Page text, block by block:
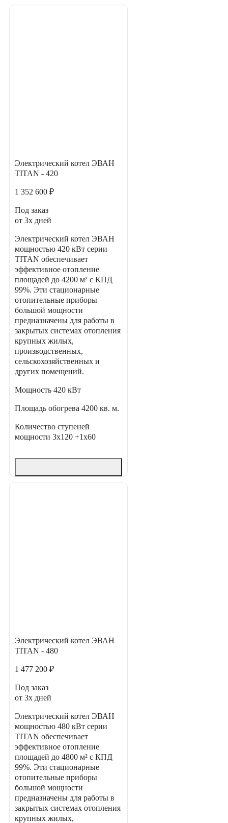
Электрический котел ЭВАН
TITAN - 420
1 352 600 ₽
Под заказ
от 3х дней
Электрический котел ЭВАН
мощностью 420 кВт серии
TITAN обеспечивает
эффективное отопление
площадей до 4200 м² с КПД
99%. Эти стационарные
отопительные приборы
большой мощности
предназначены для работы в
закрытых системах отопления
крупных жилых,
производственных,
сельскохозяйственных и
других помещений.
Мощность 420 кВт
Площадь обогрева 4200 кв. м.
Количество ступеней
мощности 3х120 +1х60
Электрический котел ЭВАН
TITAN - 480
1 477 200 ₽
Под заказ
от 3х дней
Электрический котел ЭВАН
мощностью 480 кВт серии
TITAN обеспечивает
эффективное отопление
площадей до 4800 м² с КПД
99%. Эти стационарные
отопительные приборы
большой мощности
предназначены для работы в
закрытых системах отопления
крупных жилых,